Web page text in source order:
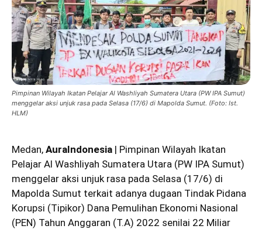
Pimpinan Wilayah Ikatan Pelajar Al Washliyah Sumatera Utara (PW IPA Sumut)
menggelar aksi unjuk rasa pada Selasa (17/6) di Mapolda Sumut. (Foto: Ist.
HLM)
Medan, AuraIndonesia | Pimpinan Wilayah Ikatan
Pelajar Al Washliyah Sumatera Utara (PW IPA Sumut)
menggelar aksi unjuk rasa pada Selasa (17/6) di
Mapolda Sumut terkait adanya dugaan Tindak Pidana
Korupsi (Tipikor) Dana Pemulihan Ekonomi Nasional
(PEN) Tahun Anggaran (T.A) 2022 senilai 22 Miliar